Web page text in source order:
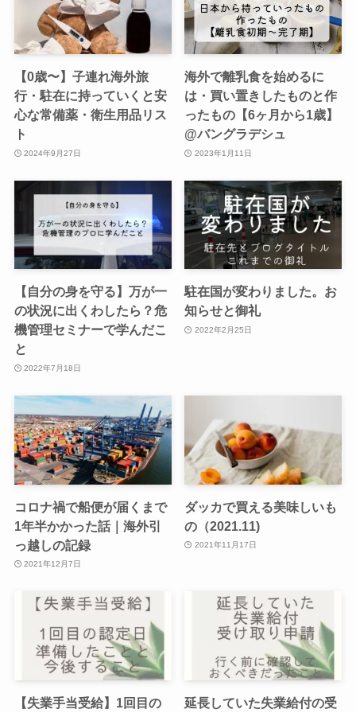
【0歳〜】子連れ海外旅
行・駐在に持っていくと安
心な常備薬・衛生用品リス
ト
2024年9月27日
海外で離乳食を始めるに
は・買い置きしたものと作
ったもの【6ヶ月から1歳】
@バングラデシュ
2023年1月11日
【自分の身を守る】万が一
の状況に出くわしたら？危
機管理セミナーで学んだこ
と
2022年7月18日
駐在国が変わりました。お
知らせと御礼
2022年2月25日
コロナ禍で船便が届くまで
1年半かかった話｜海外引
っ越しの記録
2021年12月7日
ダッカで買える美味しいも
の（2021.11)
2021年11月17日
【失業手当受給】1回目の
延長していた失業給付の受